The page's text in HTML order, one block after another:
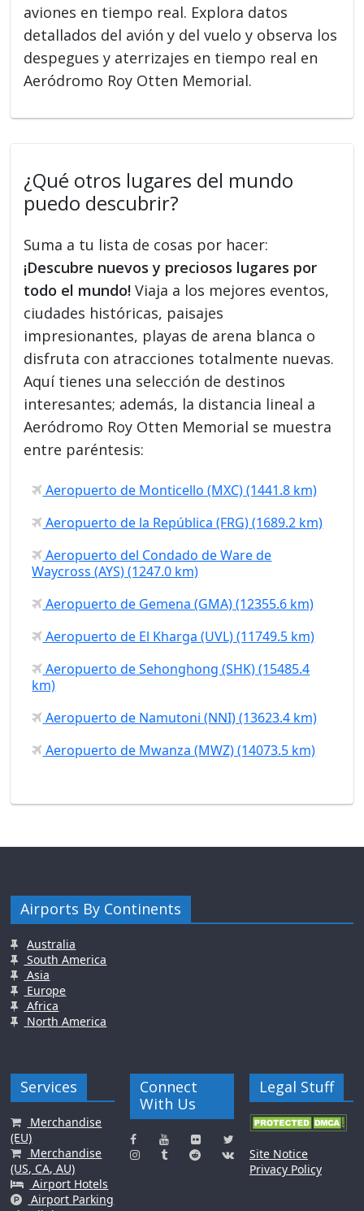
aviones en tiempo real. Explora datos
detallados del avión y del vuelo y observa los
despegues y aterrizajes en tiempo real en
Aeródromo Roy Otten Memorial.
¿Qué otros lugares del mundo
puedo descubrir?
Suma a tu lista de cosas por hacer:
¡Descubre nuevos y preciosos lugares por
todo el mundo! Viaja a los mejores eventos,
ciudades históricas, paisajes
impresionantes, playas de arena blanca o
disfruta con atracciones totalmente nuevas.
Aquí tienes una selección de destinos
interesantes; además, la distancia lineal a
Aeródromo Roy Otten Memorial se muestra
entre paréntesis:
Aeropuerto de Monticello (MXC) (1441.8 km)
Aeropuerto de la República (FRG) (1689.2 km)
Aeropuerto del Condado de Ware de
Waycross (AYS) (1247.0 km)
Aeropuerto de Gemena (GMA) (12355.6 km)
Aeropuerto de El Kharga (UVL) (11749.5 km)
Aeropuerto de Sehonghong (SHK) (15485.4
km)
Aeropuerto de Namutoni (NNI) (13623.4 km)
Aeropuerto de Mwanza (MWZ) (14073.5 km)
Airports By Continents
Australia
South America
Asia
Europe
Africa
North America
Services
Merchandise
(EU)
Merchandise
(US, CA, AU)
Airport Hotels
Airport Parking
Connect
With Us
Legal Stuff
Site Notice
Privacy Policy